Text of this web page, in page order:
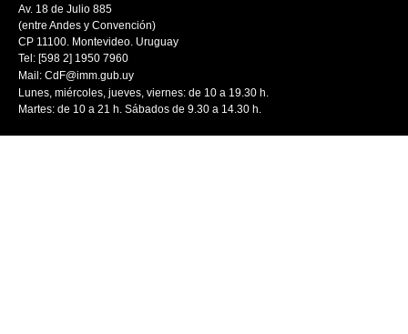
Av. 18 de Julio 885
(entre Andes y Convención)
CP 11100. Montevideo. Uruguay
Tel: [598 2] 1950 7960
Mail: CdF@imm.gub.uy
Lunes, miércoles, jueves, viernes: de 10 a 19.30 h.
Martes: de 10 a 21 h. Sábados de 9.30 a 14.30 h.